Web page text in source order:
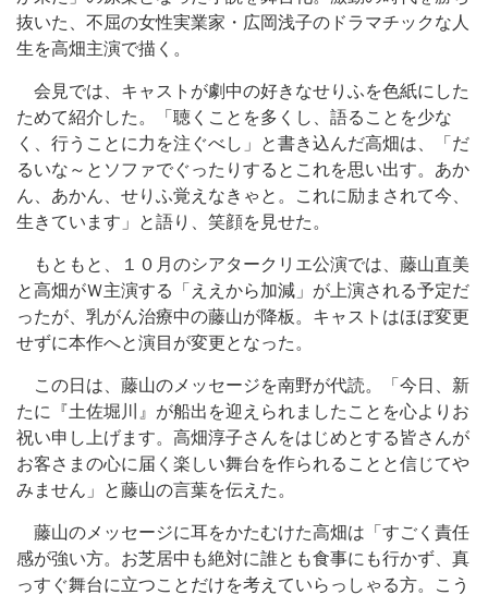
抜いた、不屈の女性実業家・広岡浅子のドラマチックな人
生を高畑主演で描く。
会見では、キャストが劇中の好きなせりふを色紙にした
ためて紹介した。「聴くことを多くし、語ることを少な
く、行うことに力を注ぐべし」と書き込んだ高畑は、「だ
るいな～とソファでぐったりするとこれを思い出す。あか
ん、あかん、せりふ覚えなきゃと。これに励まされて今、
生きています」と語り、笑顔を見せた。
もともと、１０月のシアタークリエ公演では、藤山直美
と高畑がＷ主演する「ええから加減」が上演される予定だ
ったが、乳がん治療中の藤山が降板。キャストはほぼ変更
せずに本作へと演目が変更となった。
この日は、藤山のメッセージを南野が代読。「今日、新
たに『土佐堀川』が船出を迎えられましたことを心よりお
祝い申し上げます。高畑淳子さんをはじめとする皆さんが
お客さまの心に届く楽しい舞台を作られることと信じてや
みません」と藤山の言葉を伝えた。
藤山のメッセージに耳をかたむけた高畑は「すごく責任
感が強い方。お芝居中も絶対に誰とも食事にも行かず、真
っすぐ舞台に立つことだけを考えていらっしゃる方。こう